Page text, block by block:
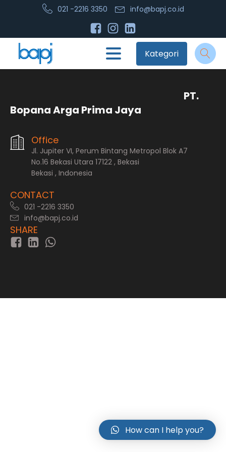
021 -2216 3350 info@bapj.co.id
Kategori
PT.
Bopana Arga Prima Jaya
Office
Jl. Jupiter VI, Perum Bintang Metropol Blok A7
No.16 Bekasi Utara 17122 , Bekasi
Bekasi , Indonesia
CONTACT
021 -2216 3350
info@bapj.co.id
SHARE
How can I help you?